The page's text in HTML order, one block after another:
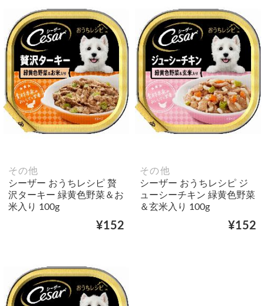
その他
シーザー おうちレシピ 贅
沢ターキー 緑黄色野菜＆お
米入り 100g
¥152
その他
シーザー おうちレシピ ジ
ューシーチキン 緑黄色野菜
＆玄米入り 100g
¥152